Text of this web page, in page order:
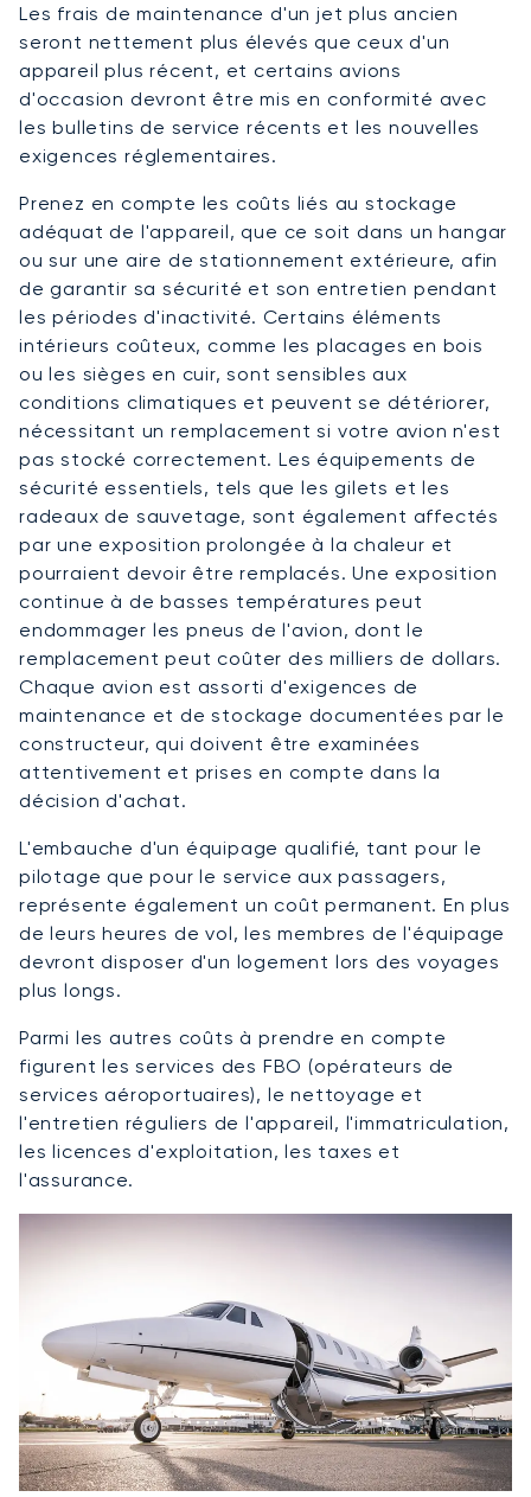
Les frais de maintenance d'un jet plus ancien
seront nettement plus élevés que ceux d'un
appareil plus récent, et certains avions
d'occasion devront être mis en conformité avec
les bulletins de service récents et les nouvelles
exigences réglementaires.
Prenez en compte les coûts liés au stockage
adéquat de l'appareil, que ce soit dans un hangar
ou sur une aire de stationnement extérieure, afin
de garantir sa sécurité et son entretien pendant
les périodes d'inactivité. Certains éléments
intérieurs coûteux, comme les placages en bois
ou les sièges en cuir, sont sensibles aux
conditions climatiques et peuvent se détériorer,
nécessitant un remplacement si votre avion n'est
pas stocké correctement. Les équipements de
sécurité essentiels, tels que les gilets et les
radeaux de sauvetage, sont également affectés
par une exposition prolongée à la chaleur et
pourraient devoir être remplacés. Une exposition
continue à de basses températures peut
endommager les pneus de l'avion, dont le
remplacement peut coûter des milliers de dollars.
Chaque avion est assorti d'exigences de
maintenance et de stockage documentées par le
constructeur, qui doivent être examinées
attentivement et prises en compte dans la
décision d'achat.
L'embauche d'un équipage qualifié, tant pour le
pilotage que pour le service aux passagers,
représente également un coût permanent. En plus
de leurs heures de vol, les membres de l'équipage
devront disposer d'un logement lors des voyages
plus longs.
Parmi les autres coûts à prendre en compte
figurent les services des FBO (opérateurs de
services aéroportuaires), le nettoyage et
l'entretien réguliers de l'appareil, l'immatriculation,
les licences d'exploitation, les taxes et
l'assurance.